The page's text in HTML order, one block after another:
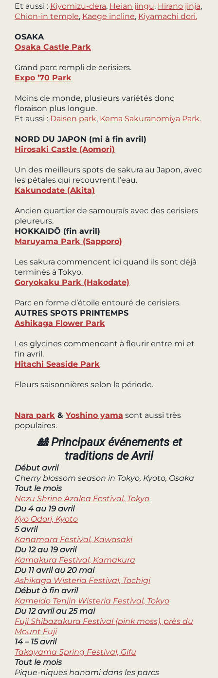
Et aussi : Kiyomizu-dera, Heian jingu, Hirano jinja,
Chion-in temple, Kaege incline, Kiyamachi dori.
OSAKA
Osaka Castle Park
Grand parc rempli de cerisiers.
Expo ’70 Park
Moins de monde, plusieurs variétés donc
floraison plus longue.
Et aussi : Daisen park, Kema Sakuranomiya Park.
NORD DU JAPON (mi à fin avril)
Hirosaki Castle (Aomori)
Un des meilleurs spots de sakura au Japon, avec
les pétales qui recouvrent l’eau.
Kakunodate (Akita)
Ancien quartier de samouraïs avec des cerisiers
pleureurs.
HOKKAIDŌ (fin avril)
Maruyama Park (Sapporo)
Les sakura commencent ici quand ils sont déjà
terminés à Tokyo.
Goryokaku Park (Hakodate)
Parc en forme d’étoile entouré de cerisiers.
AUTRES SPOTS PRINTEMPS
Ashikaga Flower Park
Les glycines commencent à fleurir entre mi et
fin avril.
Hitachi Seaside Park
Fleurs saisonnières selon la période.
Nara park & Yoshino yama sont aussi très
populaires.
🎎 Principaux événements et
traditions de Avril
Début avril
Cherry blossom season in Tokyo, Kyoto, Osaka
Tout le mois
Nezu Shrine Azalea Festival, Tokyo
Du 4 au 19 avril
Kyo Odori, Kyoto
5 avril
Kanamara Festival, Kawasaki
Du 12 au 19 avril
Kamakura Festival, Kamakura
Du 11 avril au 20 mai
Ashikaga Wisteria Festival, Tochigi
Début à fin avril
Kameido Tenjin Wisteria Festival, Tokyo
Du 12 avril au 25 mai
Fuji Shibazakura Festival (pink moss), près du
Mount Fuji
14 – 15 avril
Takayama Spring Festival, Gifu
Tout le mois
Pique-niques hanami dans les parcs